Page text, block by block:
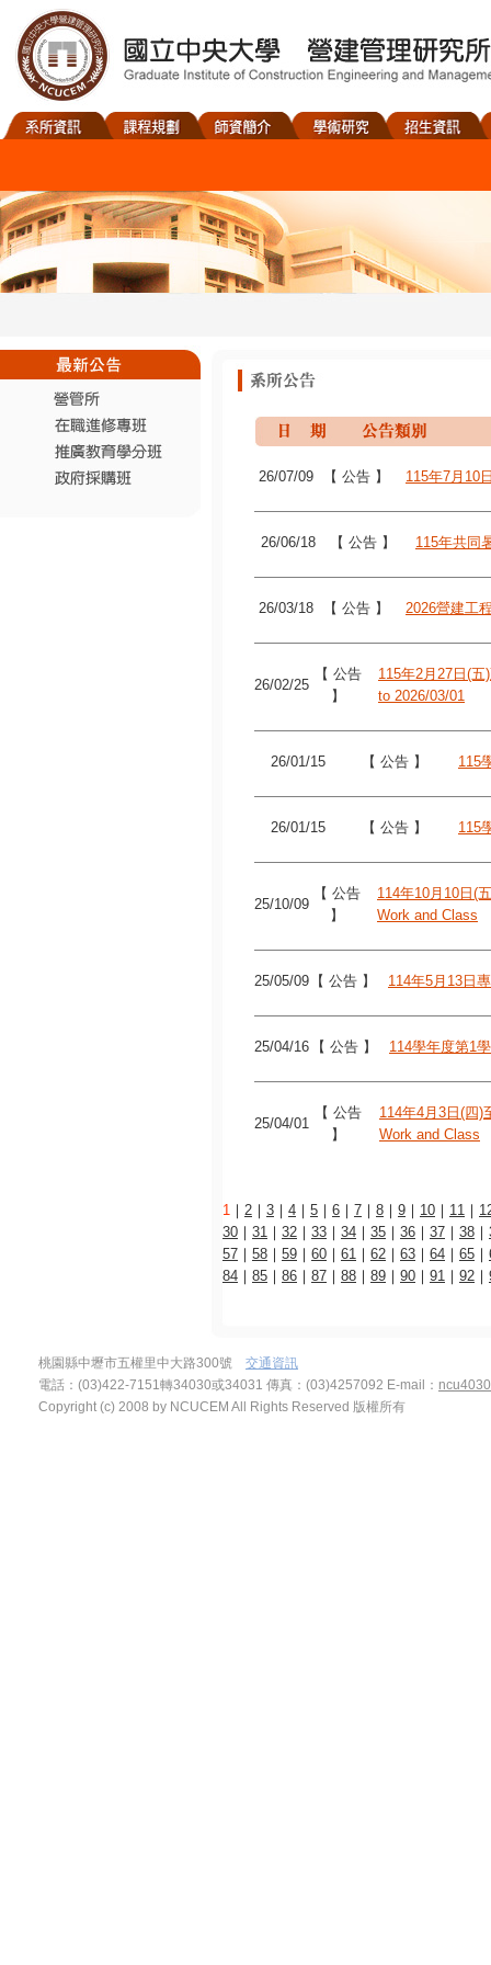
26/07/09 【 公告 】 115年7月10
26/06/18 【 公告 】 115年共同
26/03/18 【 公告 】 2026營建工
26/02/25
【 公告
】
115年2月27日(
to 2026/03/01
26/01/15 【 公告 】 115
26/01/15 【 公告 】 115
25/10/09
【 公告
】
114年10月10日(
Work and Class
25/05/09 【 公告 】 114年5月13日
25/04/16 【 公告 】 114學年度第1
25/04/01
【 公告
】
114年4月3日(四)
Work and Class
1 ｜ 2 ｜ 3 ｜ 4 ｜ 5 ｜ 6 ｜ 7 ｜ 8 ｜ 9 ｜ 10 ｜ 11 ｜
30 ｜ 31 ｜ 32 ｜ 33 ｜ 34 ｜ 35 ｜ 36 ｜ 37 ｜ 38 ｜
57 ｜ 58 ｜ 59 ｜ 60 ｜ 61 ｜ 62 ｜ 63 ｜ 64 ｜ 65 ｜
84 ｜ 85 ｜ 86 ｜ 87 ｜ 88 ｜ 89 ｜ 90 ｜ 91 ｜ 92 ｜
桃園縣中壢市五權里中大路300號 交通資訊
電話：(03)422-7151轉34030或34031 傳真：(03)4257092 E-mail：
Copyright (c) 2008 by NCUCEM All Rights Reserved 版權所有